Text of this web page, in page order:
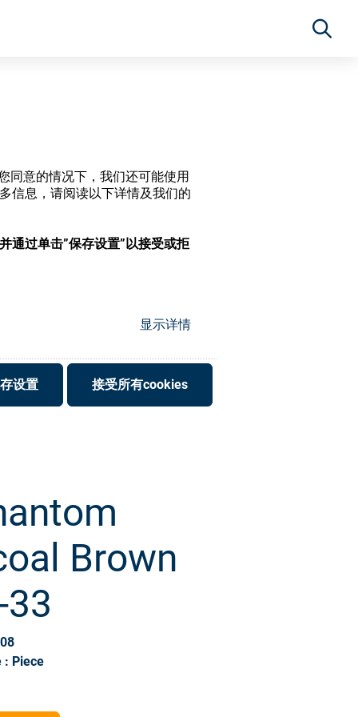
同意的情况下，我们还可能使用
信息，请阅读以下详情及我们的
通过单击”保存设置”以接受或拒
显示详情
设置 接受所有cookies
Brown
: Piece